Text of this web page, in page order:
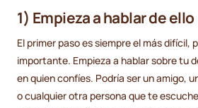
1) Empieza a hablar de ello
El primer paso es siempre el más difícil,
importante. Empieza a hablar sobre tu
en quien confíes. Podría ser un amigo,
o cualquier otra persona que te